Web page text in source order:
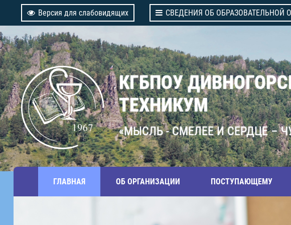
Версия для слабовидящих СВЕДЕНИЯ ОБ ОБРАЗОВАТЕЛЬНОЙ
КГБПОУ
ТЕХНИКУМ
«МЫСЛЬ - СМЕЛЕЕ И СЕРДЦЕ –
ГЛАВНАЯ ОБ ОРГАНИЗАЦИИ ПОСТУПАЮЩЕМУ